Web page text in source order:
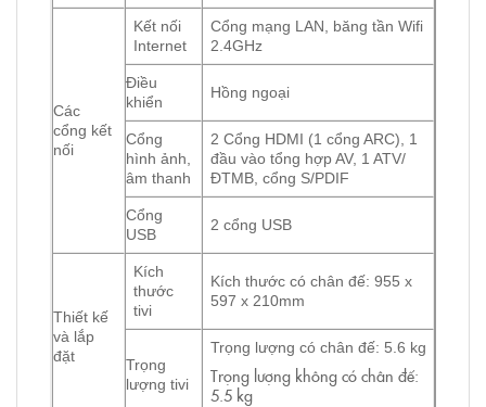
Các
cổng kết
nối
Kết nối
Internet
Cổng mạng LAN, băng tần Wifi
2.4GHz
Điều
khiển
Hồng ngoại
Cổng
hình ảnh,
âm thanh
2 Cổng HDMI (1 cổng ARC), 1
đầu vào tổng hợp AV, 1 ATV/
ĐTMB, cổng S/PDIF
Cổng
USB
2 cổng USB
Thiết kế
và lắp
đặt
Kích
thước
tivi
Kích thước có chân đế: 955 x
597 x 210mm
Trọng
lượng tivi
Trọng lượng có chân đế: 5.6 kg
Trọng lượng không có chân đế:
5.5 kg